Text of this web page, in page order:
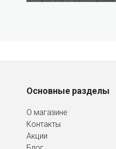
Основные разделы
О магазине
Контакты
Акции